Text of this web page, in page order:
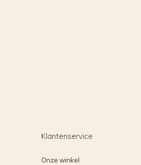
Klantenservice
Onze winkel